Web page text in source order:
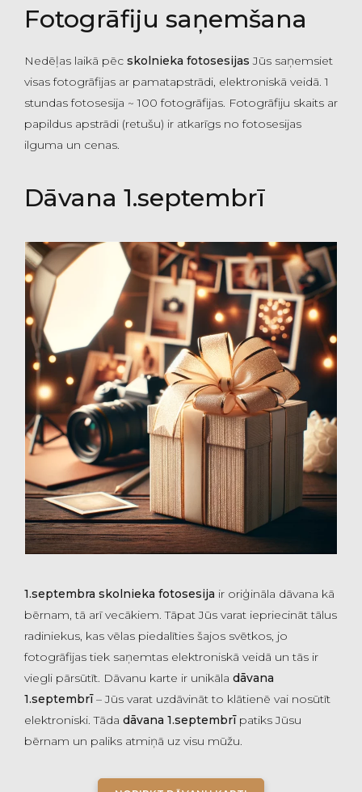
Fotogrāfiju saņemšana
Nedēļas laikā pēc skolnieka fotosesijas Jūs saņemsiet
visas fotogrāfijas ar pamatapstrādi, elektroniskā veidā. 1
stundas fotosesija ~ 100 fotogrāfijas. Fotogrāfiju skaits ar
papildus apstrādi (retušu) ir atkarīgs no fotosesijas
ilguma un cenas.
Dāvana 1.septembrī
1.septembra skolnieka fotosesija ir oriģināla dāvana kā
bērnam, tā arī vecākiem. Tāpat Jūs varat iepriecināt tālus
radiniekus, kas vēlas piedalīties šajos svētkos, jo
fotogrāfijas tiek saņemtas elektroniskā veidā un tās ir
viegli pārsūtīt. Dāvanu karte ir unikāla dāvana
1.septembrī– Jūs varat uzdāvināt to klātienē vai nosūtīt
elektroniski. Tāda dāvana 1.septembrīpatiks Jūsu
bērnam un paliks atmiņā uz visu mūžu.